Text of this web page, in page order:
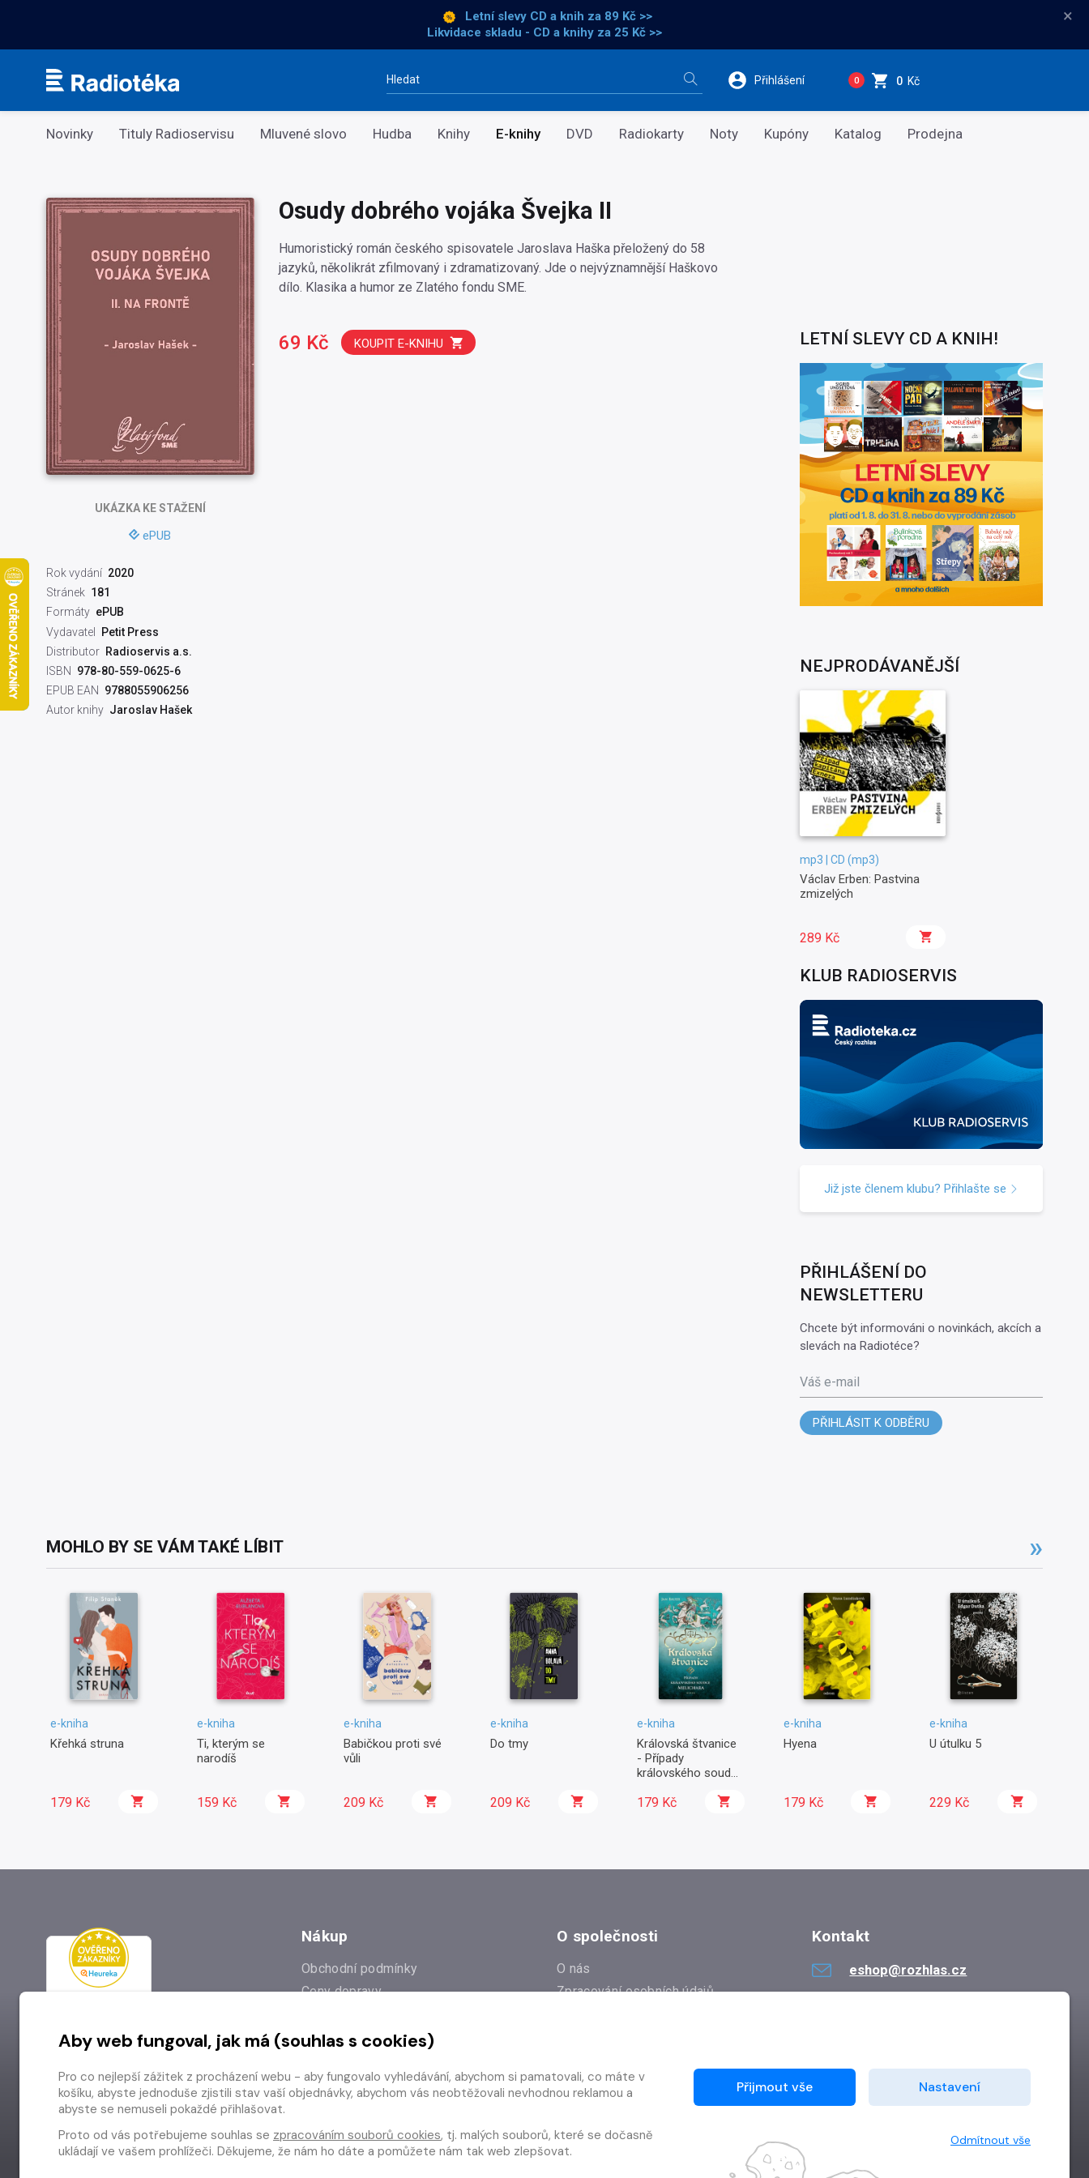
Letní slevy CD a knih za 89 Kč >>
Likvidace skladu - CD a knihy za 25 Kč >>
×
Vyhledávání Přihlášení 0 0 Kč
Kategorie
Novinky Tituly Radioservisu Mluvené slovo Hudba Knihy E-knihy DVD Radiokarty Noty Kupóny Katalog Prodejna
UKÁZKAKE STAŽENÍ
ePUB
Rok vydání 2020
Stránek 181
Formáty ePUB
Vydavatel Petit Press
Distributor Radioservis a.s.
ISBN
978-80-559-0625-6
EPUB EAN
9788055906256
Autor knihy Jaroslav Hašek
Osudy dobrého vojáka Švejka II
Humoristický román českého spisovatele Jaroslava Haška přeložený do 58
jazyků, několikrát zfilmovaný i zdramatizovaný. Jde o nejvýznamnější Haškovo
dílo. Klasika a humor ze Zlatého fondu SME.
69 Kč KOUPIT E-KNIHU LETNÍ SLEVY CD A KNIH!
NEJPRODÁVANĚJŠÍ
mp3 | CD (mp3)
Václav Erben: Pastvina
zmizelých
289 Kč
KLUB RADIOSERVIS
Již jste členem klubu? Přihlašte se
PŘIHLÁŠENÍ DO
NEWSLETTERU
Chcete být informováni o novinkách, akcích a
slevách na Radiotéce?
Váš e-mail
PŘIHLÁSIT K ODBĚRU
MOHLO BY SE VÁM TAKÉ LÍBIT
e-kniha
Křehká struna
179 Kč
e-kniha
Ti, kterým se
narodíš
159 Kč
e-kniha
Babičkou proti své
vůli
209 Kč
e-kniha
Do tmy
209 Kč
e-kniha
Královská štvanice
- Případy
královského soudce
179 Kč
e-kniha
Hyena
179 Kč
e-kniha
U útulku 5
229 Kč
Nákup
Obchodní podmínky
Ceny dopravy
Prodejna
Odstoupení od smlouvy
O společnosti
O nás
Zpracování osobních údajů
Kontakt
eshop@rozhlas.cz
Aby web fungoval, jak má (souhlas s cookies)
Pro co nejlepší zážitek z procházení webu - aby fungovalo vyhledávání, abychom si pamatovali, co máte v
košíku, abyste jednoduše zjistili stav vaší objednávky, abychom vás neobtěžovali nevhodnou reklamou a
abyste se nemuseli pokaždé přihlašovat.
Proto od vás potřebujeme souhlas se zpracováním souborů cookies, tj. malých souborů, které se dočasně
ukládají ve vašem prohlížeči. Děkujeme, že nám ho dáte a pomůžete nám tak web zlepšovat.
Přijmout vše Nastavení
Odmítnout vše